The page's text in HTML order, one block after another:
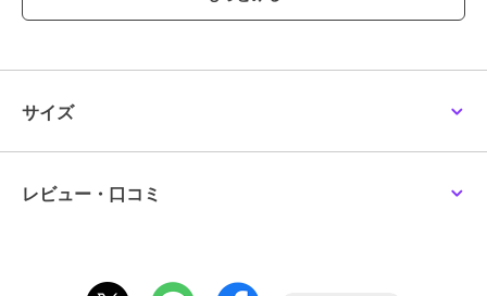
ショップ カネボウ ／阪急ビューティーオ
商品カテゴリ
-
サイズ
レビュー・口コミ